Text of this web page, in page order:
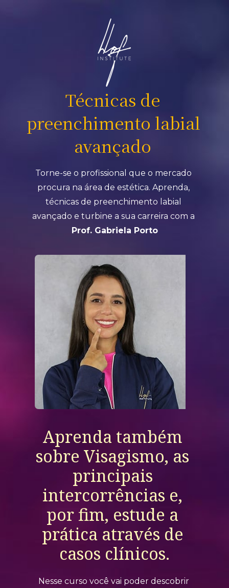
Técnicas de
preenchimento labial
avançado
Torne-se o profissional que o mercado
procura na área de estética. Aprenda,
técnicas de preenchimento labial
Prof. Gabriela Porto
Aprenda também
sobre Visagismo, as
principais
intercorrências e,
por fim, estude a
prática através de
casos clínicos.
Nesse curso você vai poder descobrir